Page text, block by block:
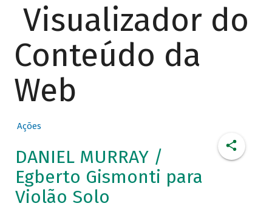
Visualizador do
Conteúdo da
Web
Ações
DANIEL MURRAY /
Egberto Gismonti para
Violão Solo